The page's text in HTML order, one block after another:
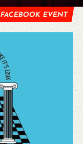
FACEBOOK EVENT